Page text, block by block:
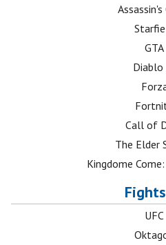
Assassin's
GTA
Diablo
Call of
The Elder
Kingdome
UFC